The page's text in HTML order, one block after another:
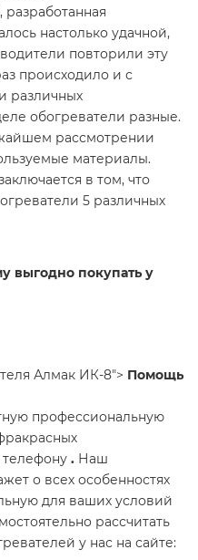
настолько удачной,
повторили эту
происходило и с
различных
обогреватели разные.
рассмотрении
материалы.
в том, что
5 различных
выгодно покупать у
Алмак ИК-8"> Помощь
профессиональную
. Наш
о всех особенностях
для ваших условий
рассчитать
у нас на сайте: